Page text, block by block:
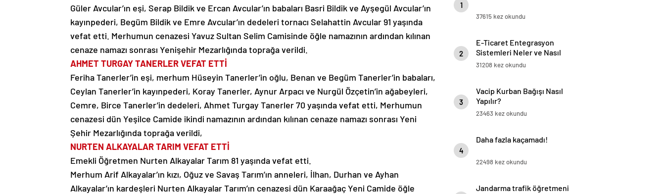
Güler Avcular’ın eşi, Serap Bildik ve Ercan Avcular’ın babaları Basri Bildik ve Ayşegül Avcular’ın
kayınpederi, Begüm Bildik ve Emre Avcular’ın dedeleri tornacı Selahattin Avcular 91 yaşında
vefat etti. Merhumun cenazesi Yavuz Sultan Selim Camisinde öğle namazının ardından kılınan
cenaze namazı sonrası Yenişehir Mezarlığında toprağa verildi.
AHMET TURGAY TANERLER VEFAT ETTİ
Feriha Tanerler’in eşi, merhum Hüseyin Tanerler’in oğlu, Benan ve Begüm Tanerler’in babaları,
Ceylan Tanerler’in kayınpederi, Koray Tanerler, Aynur Arpacı ve Nurgül Özçetin’in ağabeyleri,
Cemre, Birce Tanerler’in dedeleri, Ahmet Turgay Tanerler 70 yaşında vefat etti, Merhumun
cenazesi dün Yeşilce Camide ikindi namazının ardından kılınan cenaze namazı sonrası Yeni
Şehir Mezarlığında toprağa verildi,
NURTEN ALKAYALAR TARIM VEFAT ETTİ
Emekli Öğretmen Nurten Alkayalar Tarım 81 yaşında vefat etti.
Merhum Arif Alkayalar’ın kızı, Oğuz ve Savaş Tarım’ın anneleri, İlhan, Durhan ve Ayhan
Alkayalar’ın kardeşleri Nurten Alkayalar Tarım’ın cenazesi dün Karaağaç Yeni Camide öğle
1
37615 kez okundu
2
E-Ticaret Entegrasyon
Sistemleri Neler ve Nasıl
Yapılır?
31208 kez okundu
3
Vacip Kurban Bağışı Nasıl
Yapılır?
23463 kez okundu
4
Daha fazla kaçamadı!
22498 kez okundu
Jandarma trafik öğretmeni